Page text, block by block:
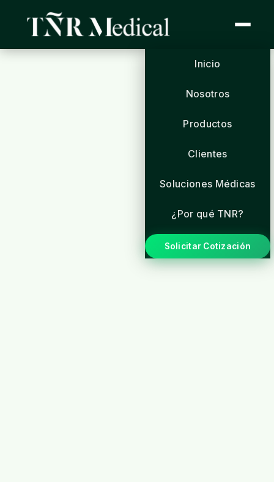
Inicio
Nosotros
Productos
Clientes
Soluciones Médicas
¿Por qué TNR?
Solicitar Cotización